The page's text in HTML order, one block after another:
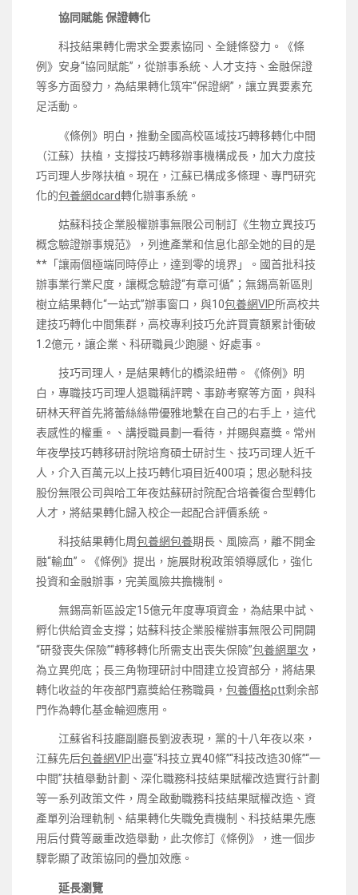
協同賦能 保證轉化
科技結果轉化需求全要素協同、全鏈條發力。《條
例》安身“協同賦能”，從辦事系統、人才支持、金融保證
等多方面發力，為結果轉化筑牢“保證網”，讓立異要素充
足活動。
《條例》明白，推動全國高校區域技巧轉移轉化中間
（江蘇）扶植，支撐技巧轉移辦事機構成長，加大力度技
巧司理人步隊扶植。現在，江蘇已構成多條理、專門研究
化的包養網dcard轉化辦事系統。
姑蘇科技企業股權辦事無限公司制訂《生物立異技巧
概念驗證辦事規范》，列進產業和信息化部全她的目的是
**「讓兩個極端同時停止，達到零的境界」。國首批科技
辦事業行業尺度，讓概念驗證“有章可循”；無錫高新區則
樹立結果轉化“一站式”辦事窗口，與10包養網VIP所高校共
建技巧轉化中間集群，高校專利技巧允許買賣額累計衝破
1.2億元，讓企業、科研職員少跑腿、好處事。
技巧司理人，是結果轉化的橋梁紐帶。《條例》明
白，專職技巧司理人退職稱評聘、事跡考察等方面，與科
研林天秤首先將蕾絲絲帶優雅地繫在自己的右手上，這代
表感性的權重。、講授職員劃一看待，并賜與嘉獎。常州
年夜學技巧轉移研討院培育碩士研討生、技巧司理人近千
人，介入百萬元以上技巧轉化項目近400項；思必馳科技
股份無限公司與哈工年夜姑蘇研討院配合培養復合型轉化
人才，將結果轉化歸入校企一起配合評價系統。
科技結果轉化周包養網包養期長、風險高，離不開金
融“輸血”。《條例》提出，施展財稅政策領導感化，強化
投資和金融辦事，完美風險共擔機制。
無錫高新區設定15億元年度專項資金，為結果中試、
孵化供給資金支撐；姑蘇科技企業股權辦事無限公司開闢
“研發喪失保險”“轉移轉化所需支出喪失保險”包養網單次 ，
為立異兜底；長三角物理研討中間建立投資部分，將結果
轉化收益的年夜部門嘉獎給任務職員， 包養價格ptt剩余部
門作為轉化基金輪迴應用。
江蘇省科技廳副廳長劉波表現，黨的十八年夜以來，
江蘇先后包養網VIP出臺“科技立異40條”“科技改造30條”“一
中間”扶植舉動計劃、深化職務科技結果賦權改造實行計劃
等一系列政策文件，周全啟動職務科技結果賦權改造、資
產單列治理軌制、結果轉化失職免責機制、科技結果先應
用后付費等嚴重改造舉動，此次修訂《條例》，進一個步
驟彰顯了政策協同的疊加效應。
延長瀏覽